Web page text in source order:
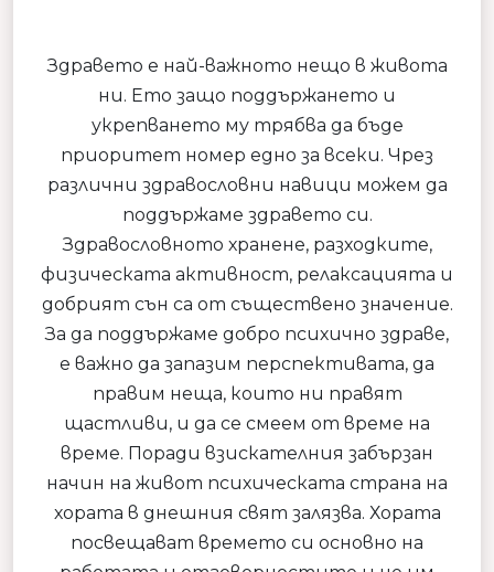
Здравето е най-важното нещо в живота
ни. Ето защо поддържането и
укрепването му трябва да бъде
приоритет номер едно за всеки. Чрез
различни здравословни навици можем да
поддържаме здравето си.
Здравословното хранене, разходките,
физическата активност, релаксацията и
добрият сън са от съществено значение.
За да поддържаме добро психично здраве,
е важно да запазим перспективата, да
правим неща, които ни правят
щастливи, и да се смеем от време на
време. Поради взискателния забързан
начин на живот психическата страна на
хората в днешния свят залязва. Хората
посвещават времето си основно на